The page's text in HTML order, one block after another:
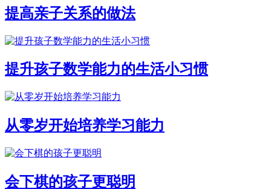
提高亲子关系的做法
提升孩子数学能力的生活小习惯
从零岁开始培养学习能力
会下棋的孩子更聪明